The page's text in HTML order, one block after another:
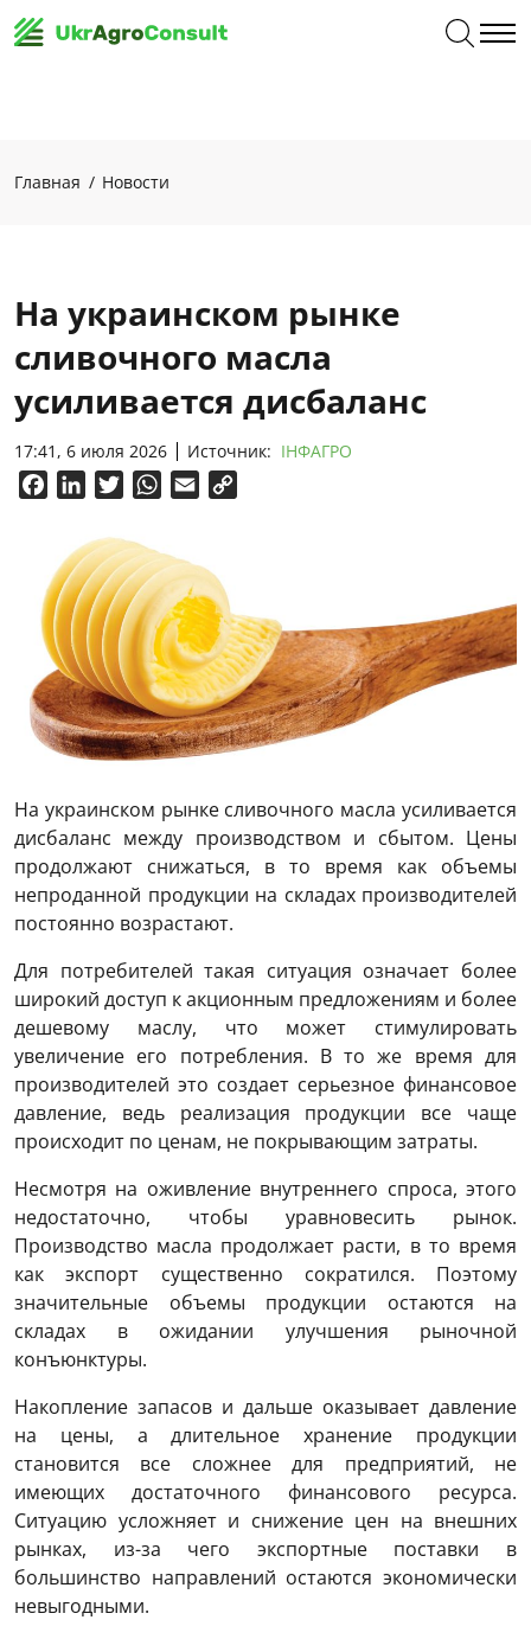
Главная Новости
На украинском рынке
сливочного масла
усиливается дисбаланс
17:41, 6 июля 2026 Источник: ІНФАГРО
FacebookLinkedInTwitterWhatsApp
Email
На украинском рынке сливочного масла усиливается
дисбаланс между производством и сбытом. Цены
продолжают снижаться, в то время как объемы
непроданной продукции на складах производителей
постоянно возрастают.
Для потребителей такая ситуация означает более
широкий доступ к акционным предложениям и более
дешевому маслу, что может стимулировать
увеличение его потребления. В то же время для
производителей это создает серьезное финансовое
давление, ведь реализация продукции все чаще
происходит по ценам, не покрывающим затраты.
Несмотря на оживление внутреннего спроса, этого
недостаточно, чтобы уравновесить рынок.
Производство масла продолжает расти, в то время
как экспорт существенно сократился. Поэтому
значительные объемы продукции остаются на
складах в ожидании улучшения рыночной
конъюнктуры.
Накопление запасов и дальше оказывает давление
на цены, а длительное хранение продукции
становится все сложнее для предприятий, не
имеющих достаточного финансового ресурса.
Ситуацию усложняет и снижение цен на внешних
рынках, из-за чего экспортные поставки в
большинство направлений остаются экономически
невыгодными.